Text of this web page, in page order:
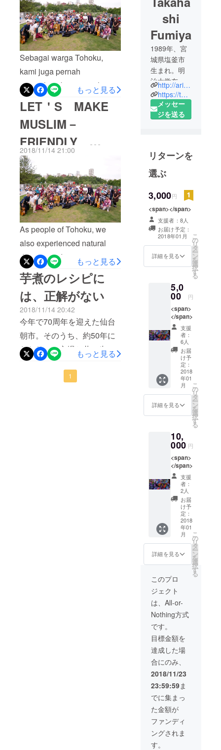
Sebagai warga Tohoku,
kami juga pernah
mengalami bencana alam
dan kami ingin membantu
Indonesia! Ketika kami
melihat gempa bumi dan
tsunami yang menyebabkan
kerusakan besar dan korban
jiwa di Indonesia, kami
sebagai warga Tohoku
mengerti dan ingin
membantu rakyat Indonesia.
Kami memiliki staf dari
Indonesia di ariTV, dan
setelah bekerja sama
selama bertahun-tahun,
kami merasa bencana ini
telah mempengaruhi kami
secara langsung. Dengan
bantuan anggota Persatuan
Pelajar Indonesia di Sendai
(PPIS) dan berbagai
stakeholder, kami akan
menyelenggarakan Festival
もっと見る
LET＇S MAKE
MUSLIM－
FRIENDLY
IMONI！
2018/11/14 21:00
As people of Tohoku, we
also experienced natural
disaster and want to support
Indonesia! As we watched
the earthquake and tsunami
disaster causing massive
damage and loss of life in
Indonesia, we as people of
Tohoku understand and
want to support the
Indonesian people. We have
Indonesian staff members
もっと見る
芋煮のレシピに
は、正解がない
2018/11/14 20:42
今年で70周年を迎えた仙台
朝市。そのうち、約50年に
わたりこの市場と共に歩ん
で来た「レジェンド」今庄
青果の庄子さんに、芋煮の
もっと見る
1
shi
Fumiya
1989年、宮
城県塩釜市
生まれ。明
治大学在学
中に世界一
周の旅を経
験し、ブラ
生。帰国
後、仙台の
インター
ネットテレ
ビ局・
ariTV（アリ
ティー
ヴィー）に
入社。以
来、「東北
の観光復
げ、国内外
へ向けた観
光情報発信
業務に主軸
を置く。
2015年より
ムスリム向
けの情報発
信を開始
し、インド
ネシア人ス
タッフの
「（ムスリ
れる）食事
環境がな
い」「お祈
りをする場
所がない」
という声を
聞いて日本
の実情を知
る。東北に
暮らすムス
に各地で取
てきた。
2017年、日
本初の「ハ
ラール特化
型インター
ネットテレ
ビ局」であ
るJapan
Halal TVを開
局。「東北
をムスリム
フレンド
リーな地域
に！」を
モットーに
活動中。
http://ari-tv.jp/
https://twitter.com/fummyman
メッセー
ジを送る
リターンを
選ぶ
3,000円
<span></span>
支援者：8人
お届け予定：
2018年01月
詳細を見る
こ
の
リ
タ
ー
ン
を
選
択
す
る
5,0
00 円
<span>
</span>
支援
者：
6人
お届
け予
定：
2018
年01
月
詳細を見る
こ
の
リ
タ
ー
ン
を
選
択
す
る
10,
000 円
<span>
</span>
支援
者：
2人
お届
け予
定：
2018
年01
月
詳細を見る
こ
の
リ
タ
ー
ン
を
選
択
す
る
このプロ
ジェクト
は、All-or-
Nothing方式
です。
目標金額を
達成した場
合にのみ、
2018/11/23
23:59:59ま
でに集まっ
た金額が
ファンディ
ングされま
す。